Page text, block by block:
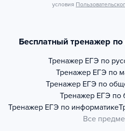
условия
Бесплатный тренажер
Тренажер ЕГЭ по
Тренажер ЕГЭ по
Тренажер ЕГЭ по
Тренажер ЕГЭ по
Тренажер ЕГЭ по информатике
Все